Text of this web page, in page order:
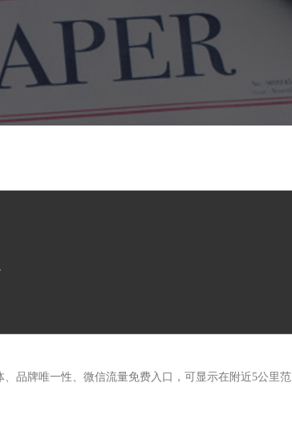
品牌唯一性、微信流量免费入口，可显示在附近5公里范